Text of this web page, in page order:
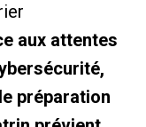
aux attentes
préparation